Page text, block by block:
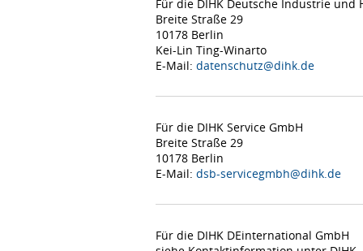
Für die DIHK Deutsche Industrie und
Breite Straße 29
10178 Berlin
Kei-Lin Ting-Winarto
E-Mail: datenschutz@dihk.de
Für die DIHK Service GmbH
Breite Straße 29
10178 Berlin
E-Mail: dsb-servicegmbh@dihk.de
Für die DIHK DEinternational GmbH